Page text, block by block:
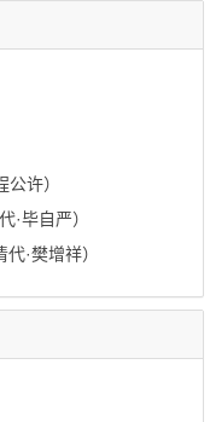
许）
·毕自严）
·樊增祥）